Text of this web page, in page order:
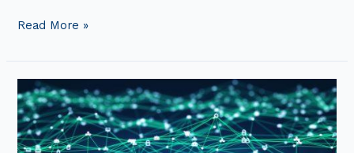
Read More »
Softa
2030
-
toteutukset